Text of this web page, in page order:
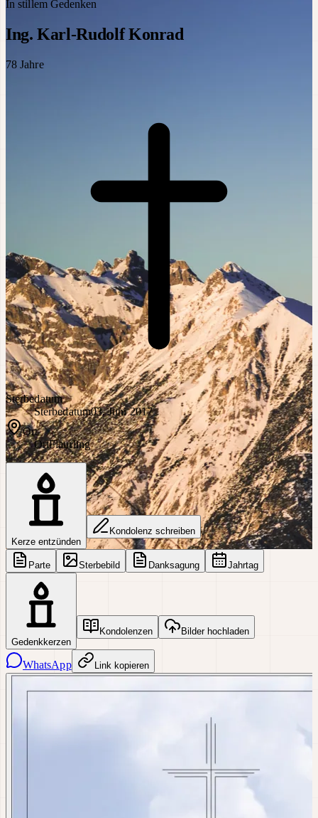
In stillem Gedenken
Ing. Karl-Rudolf Konrad
78 Jahre
Sterbedatum
Sterbedatum03. Juni 2017
Ort
OrtFlaurling
Kerze entzünden
Kondolenz schreiben
Parte Sterbebild Danksagung Jahrtag
Gedenkkerzen
Kondolenzen Bilder hochladen
WhatsApp Link kopieren